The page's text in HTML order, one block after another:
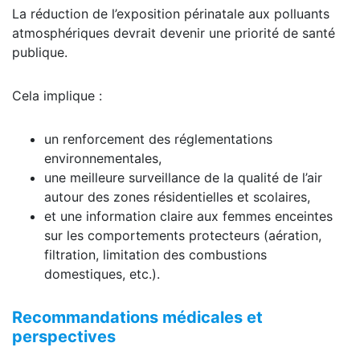
La réduction de l’exposition périnatale aux polluants
atmosphériques devrait devenir une priorité de santé
publique.
Cela implique :
un renforcement des réglementations
environnementales,
une meilleure surveillance de la qualité de l’air
autour des zones résidentielles et scolaires,
et une information claire aux femmes enceintes
sur les comportements protecteurs (aération,
filtration, limitation des combustions
domestiques, etc.).
Recommandations médicales et
perspectives